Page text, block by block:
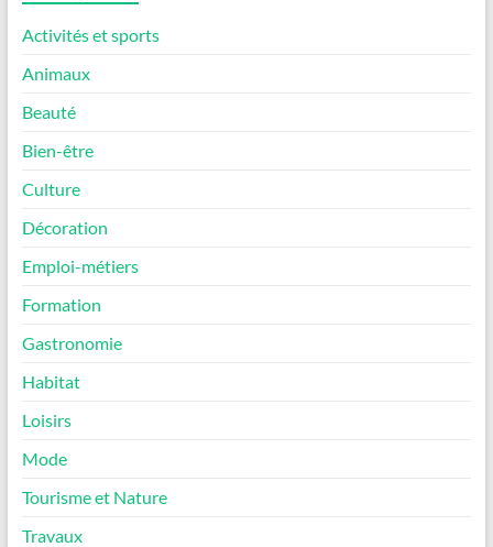
Activités et sports
Animaux
Beauté
Bien-être
Culture
Décoration
Emploi-métiers
Formation
Gastronomie
Habitat
Loisirs
Mode
Tourisme et Nature
Travaux